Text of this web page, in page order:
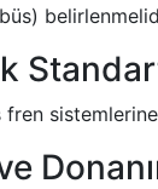
fren